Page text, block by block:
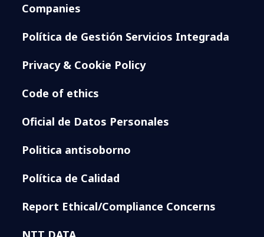
Companies
Política de Gestión Servicios Integrada
Privacy & Cookie Policy
Code of ethics
Oficial de Datos Personales
Politica antisoborno
Política de Calidad
Report Ethical/Compliance Concerns